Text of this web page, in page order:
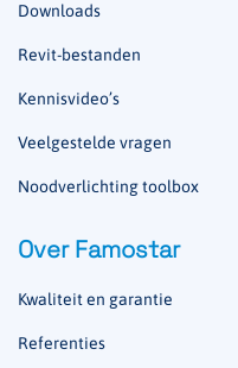
Downloads
Revit-bestanden
Kennisvideo’s
Veelgestelde vragen
Noodverlichting toolbox
Over Famostar
Kwaliteit en garantie
Referenties